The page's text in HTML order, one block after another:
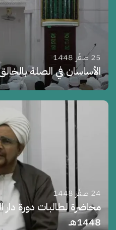
25 صفَر 1448
الأساسان في الصلة
24 صفَر 1448
1448هـ